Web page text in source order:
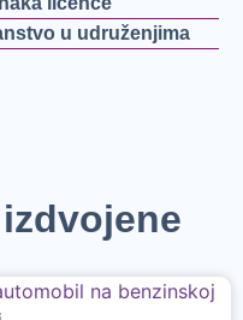
u udruženjima